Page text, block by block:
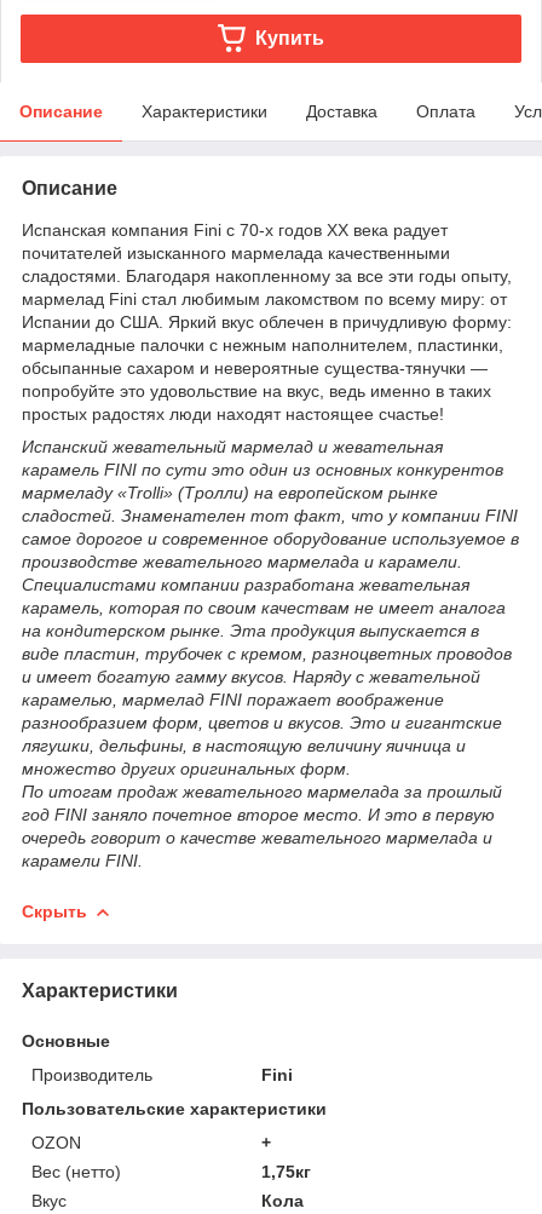
Купить
Описание Характеристики Доставка Оплата
Описание
Испанская компания Fini с 70-х годов XX века радует
почитателей изысканного мармелада качественными
сладостями. Благодаря накопленному за все эти годы опыту,
мармелад Fini стал любимым лакомством по всему миру: от
Испании до США. Яркий вкус облечен в причудливую форму:
мармеладные палочки с нежным наполнителем, пластинки,
обсыпанные сахаром и невероятные существа-тянучки —
попробуйте это удовольствие на вкус, ведь именно в таких
простых радостях люди находят настоящее счастье!
Испанский жевательный мармелад и жевательная
карамель FINI по сути это один из основных конкурентов
мармеладу «Trolli» (Тролли) на европейском рынке
сладостей. Знаменателен тот факт, что у компании FINI
cамое дорогое и современное оборудование используемое в
производстве жевательного мармелада и карамели.
Специалистами компании разработана жевательная
карамель, которая по своим качествам не имеет аналога
на кондитерском рынке. Эта продукция выпускается в
виде пластин, трубочек с кремом, разноцветных проводов
и имеет богатую гамму вкусов. Наряду с жевательной
карамелью, мармелад FINI поражает воображение
разнообразием форм, цветов и вкусов. Это и гигантские
лягушки, дельфины, в настоящую величину яичница и
множество других оригинальных форм.
По итогам продаж жевательного мармелада за прошлый
год FINI заняло почетное второе место. И это в первую
очередь говорит о качестве жевательного мармелада и
карамели FINI.
Скрыть
Характеристики
Основные
Производитель
Fini
Пользовательские характеристики
OZON
+
Вес (нетто)
1,75кг
Вкус
Кола